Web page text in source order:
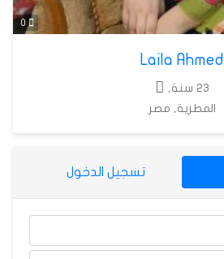
0
Laila Ahmed
23 سنة,
المطرية, مصر
تسجيل الدخول